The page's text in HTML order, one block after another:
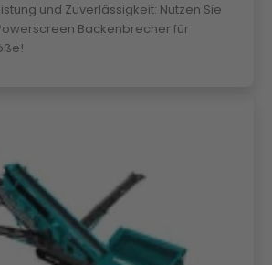
und Zuverlässigkeit: Nutzen Sie
Backenbrecher für